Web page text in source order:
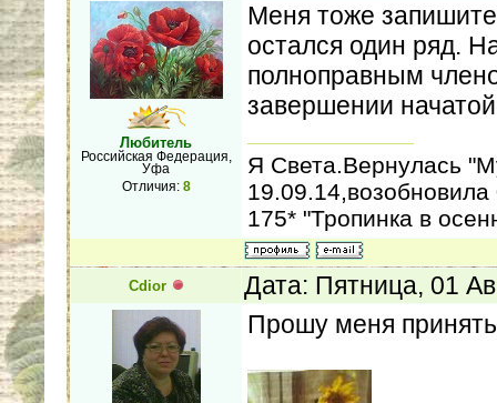
Любитель
Российская Федерация,
Уфа
Отличия: 8
Меня тоже
остался один ряд.
полноправным
завершении
Я Света.Вернулась
19.09.14,возобновила
175* "Тропинка в
Cdior Дата: Пятница, 01
Прошу меня